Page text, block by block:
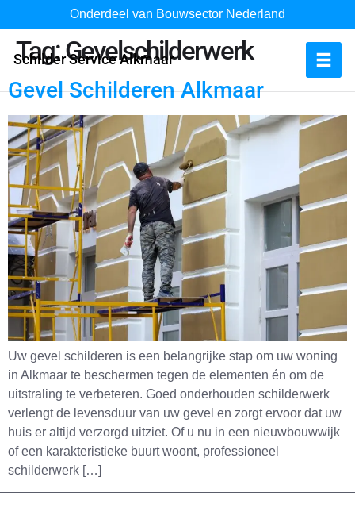
Onderdeel van Bouwsector Nederland
Schilder Service Alkmaar
Tag:Gevelschilderwerk
Gevel Schilderen Alkmaar
Uw gevel schilderen is een belangrijke stap om uw woning
in Alkmaar te beschermen tegen de elementen én om de
uitstraling te verbeteren. Goed onderhouden schilderwerk
verlengt de levensduur van uw gevel en zorgt ervoor dat uw
huis er altijd verzorgd uitziet. Of u nu in een nieuwbouwwijk
of een karakteristieke buurt woont, professioneel
schilderwerk […]